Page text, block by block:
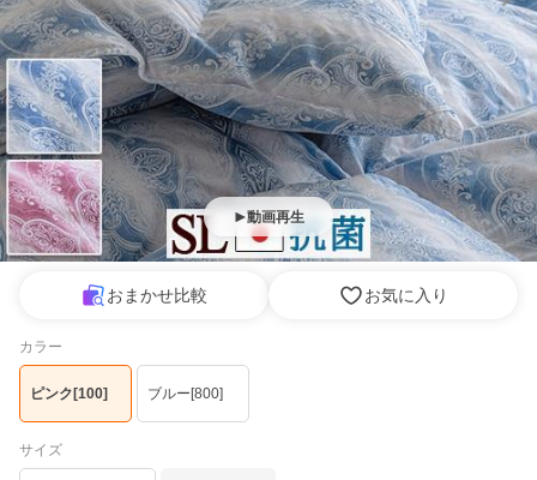
動画再生
おまかせ比較 お気に入り
カラー
ピンク[100] ブルー[800]
サイズ